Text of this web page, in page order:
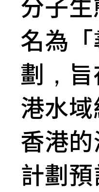
名為
劃，
港水
香港
計劃